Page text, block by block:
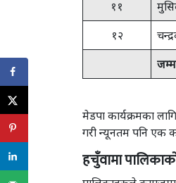
११
१२
मेडपा कार्यक्रमका
गरी न्यूनतम पनि एक
हचुँवामा